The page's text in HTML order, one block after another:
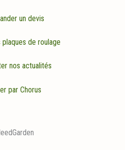
un devis
de roulage
nos actualités
par Chorus